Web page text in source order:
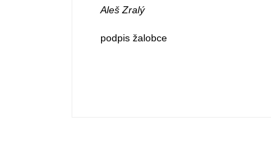
Aleš Zralý
podpis žalobce